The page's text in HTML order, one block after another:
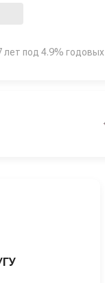
лет под 4.9% годовых